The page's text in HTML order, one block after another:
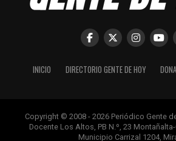
INICIO DIRECTORIO GENTE DE HOY
Copyright © 2008 - 2026 Periódico Gente
Docente Los Altos, PB N.º, 23 Montañalta-
Municipio Carrizal 1204,